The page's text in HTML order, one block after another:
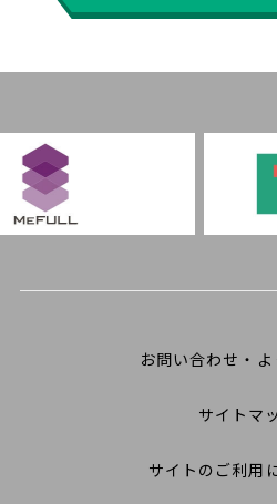
お問い合わせ・
サイトマ
サイトのご利用